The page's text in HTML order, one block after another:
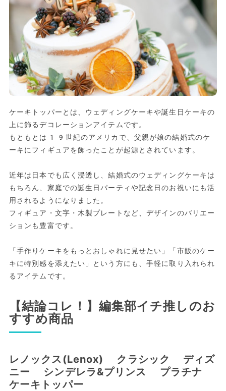
ケーキトッパーとは、ウェディングケーキや誕生日ケーキの
上に飾るデコレーションアイテムです。
もともとは19世紀のアメリカで、父親が娘の結婚式のケ
ーキにフィギュアを飾ったことが起源とされています。
近年は日本でも広く浸透し、結婚式のウェディングケーキは
もちろん、家庭での誕生日パーティや記念日のお祝いにも活
用されるようになりました。
フィギュア・文字・木製プレートなど、デザインのバリエー
ションも豊富です。
「手作りケーキをもっとおしゃれに見せたい」「市販のケー
キに特別感を添えたい」という方にも、手軽に取り入れられ
るアイテムです。
【結論コレ！】編集部イチ推しのお
すすめ商品
レノックス(Lenox) クラシック ディズ
ニー シンデレラ&プリンス プラチナ
ケーキトッパー